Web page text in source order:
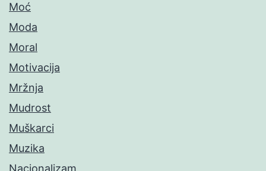
Moć
Moda
Moral
Motivacija
Mržnja
Mudrost
Muškarci
Muzika